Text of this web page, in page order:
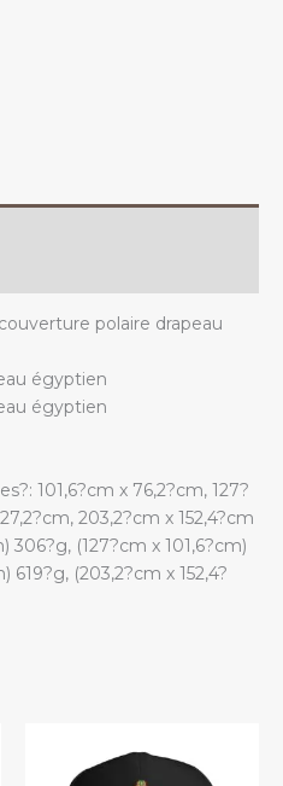
polaire drapeau
égyptien
égyptien
101,6?cm x 76,2?cm, 127?
203,2?cm x 152,4?cm
306?g, (127?cm x 101,6?cm)
619?g, (203,2?cm x 152,4?